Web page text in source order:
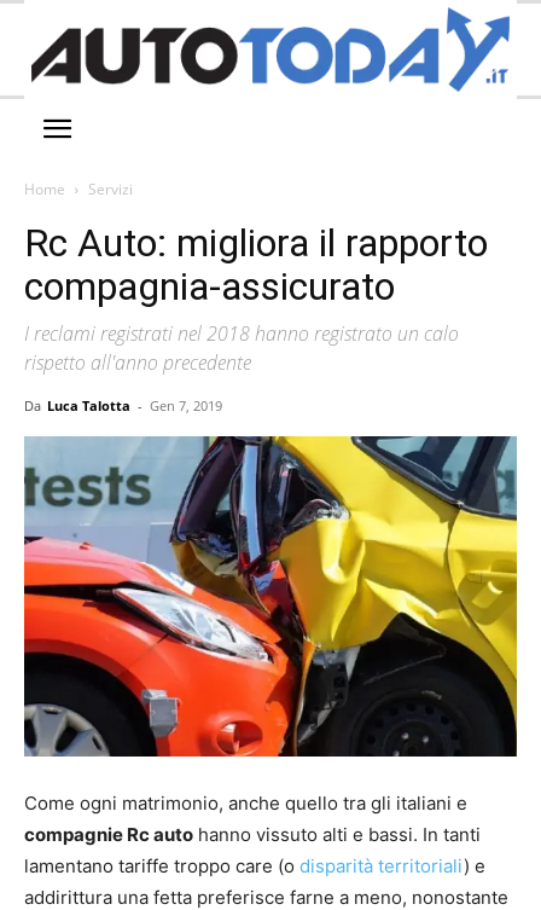
Home Servizi
Rc Auto: migliora il rapporto
compagnia-assicurato
I reclami registrati nel 2018 hanno registrato un calo
rispetto all'anno precedente
Da Luca Talotta - Gen 7, 2019
Come ogni matrimonio, anche quello tra gli italiani e
compagnie Rc auto hanno vissuto alti e bassi. In tanti
lamentano tariffe troppo care (o disparità territoriali) e
addirittura una fetta preferisce farne a meno, nonostante